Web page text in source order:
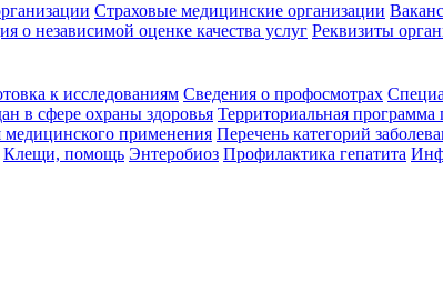
Страховые медицинские организации
о независимой оценке качества услуг Реквизиты
к исследованиям Сведения о профосмотрах
в сфере охраны здоровья Территориальная программа
медицинского применения Перечень категорий
Клещи, помощь Энтеробиоз Профилактика гепатита